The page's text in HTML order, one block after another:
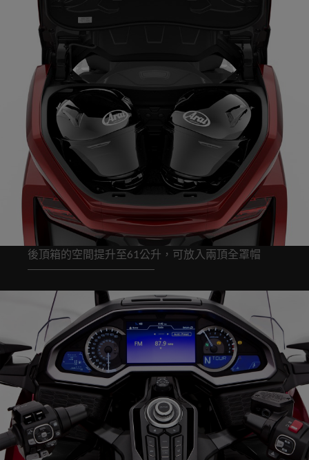
後頂箱的空間提升至61公升，可放入兩頂全罩帽